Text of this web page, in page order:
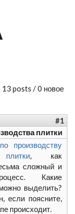
13 posts / 0 новое
#1
плитки
производству
, как
сложный и
Какие
выделить?
если поясните,
происходит.